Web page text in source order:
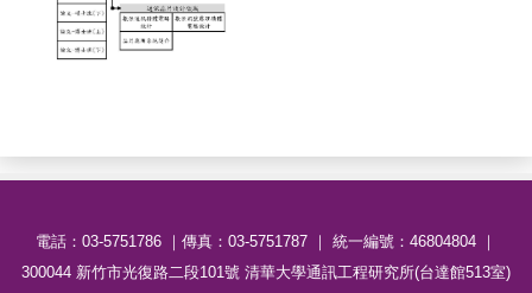
電話：03-5751786 ｜傳真：03-5751787 ｜ 統一編號：46804804 ｜
300044 新竹市光復路二段101號 清華大學通訊工程研究所(台達館513室)